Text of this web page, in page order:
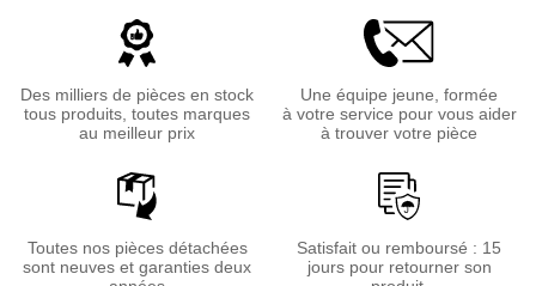
Des milliers de pièces en stock
tous produits, toutes marques
au meilleur prix
Une équipe jeune, formée
à votre service pour vous aider
à trouver votre pièce
Toutes nos pièces détachées
sont neuves et garanties deux
Satisfait ou remboursé : 15
jours pour retourner son